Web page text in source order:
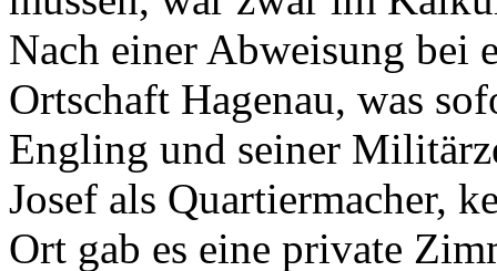
Nach einer Abweisung bei
Ortschaft Hagenau, was
Engling und seiner
Josef als Quartiermacher,
Ort gab es eine private